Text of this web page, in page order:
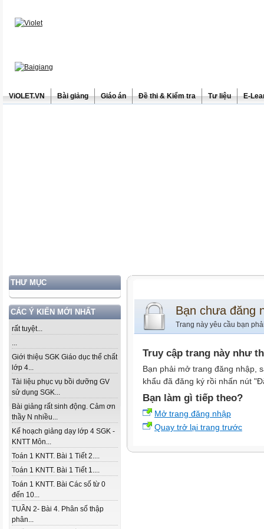
ViOLET.VN Bài giảng Giáo án Đề thi & Kiểm tra Tư liệu E-
THƯ MỤC
CÁC Ý KIẾN MỚI NHẤT
rất tuyệt...
...
Giới thiệu SGK Giáo dục thể chất
lớp 4...
Tài liệu phục vụ bồi dưỡng GV
sử dụng SGK...
Bài giảng rất sinh động. Cảm ơn
thầy N nhiều...
Kế hoạch giảng dạy lớp 4 SGK -
KNTT Môn...
Toán 1 KNTT. Bài 1 Tiết 2....
Toán 1 KNTT. Bài 1 Tiết 1....
Toán 1 KNTT. Bài Các số từ 0
đến 10...
TUẦN 2- Bài 4. Phân số thập
phân...
Bạn chưa đăng
Trang này yêu cầu bạn
Truy cập trang này như
Bạn phải mở trang đăng nhập,
khẩu đã đăng ký rồi nhấn nút
Bạn làm gì tiếp theo?
Mở trang đăng nhập
Quay trở lại trang trước